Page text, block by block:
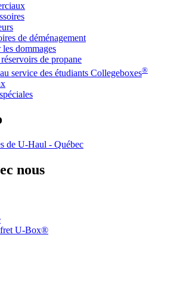
de déménagement
dommages
de propane
service des étudiants Collegeboxes®
de U-Haul - Québec
nous
fret U-Box®